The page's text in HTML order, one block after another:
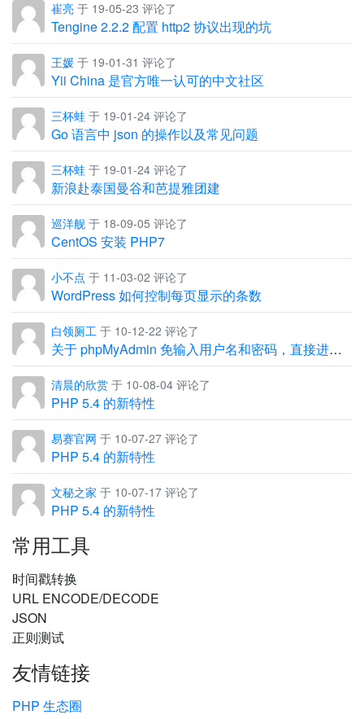
崔亮 于 19-05-23 评论了
Tengine 2.2.2 配置 http2 协议出现的坑
王媛 于 19-01-31 评论了
Yii China 是官方唯一认可的中文社区
三杯蛙 于 19-01-24 评论了
Go 语言中 json 的操作以及常见问题
三杯蛙 于 19-01-24 评论了
新浪赴泰国曼谷和芭提雅团建
巡洋舰 于 18-09-05 评论了
CentOS 安装 PHP7
小不点 于 11-03-02 评论了
WordPress 如何控制每页显示的条数
白领厕工 于 10-12-22 评论了
关于 phpMyAdmin 免输入用户名和密码，直接进入管理界面
清晨的欣赏 于 10-08-04 评论了
PHP 5.4 的新特性
易赛官网 于 10-07-27 评论了
PHP 5.4 的新特性
文秘之家 于 10-07-17 评论了
PHP 5.4 的新特性
常用工具
时间戳转换
URL ENCODE/DECODE
JSON
正则测试
友情链接
PHP 生态圈